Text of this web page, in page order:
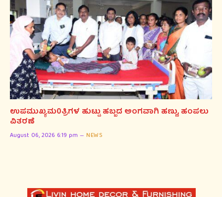
ಉಪಮುಖ್ಯಮ0ತ್ರಿಗಳ ಹುಟ್ಟು ಹಬ್ಬದ ಅಂಗವಾಗಿ ಹಣ್ಣು, ಹಂಪಲು
ವಿತರಣೆ
August 06, 2026 6:19 pm NEWS